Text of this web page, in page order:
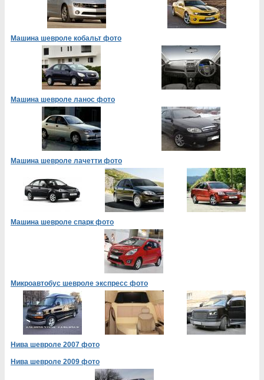
Машина шевроле кобальт фото
Машина шевроле ланос фото
Машина шевроле лачетти фото
Машина шевроле спарк фото
Микроавтобус шевроле экспресс фото
Нива шевроле 2007 фото
Нива шевроле 2009 фото